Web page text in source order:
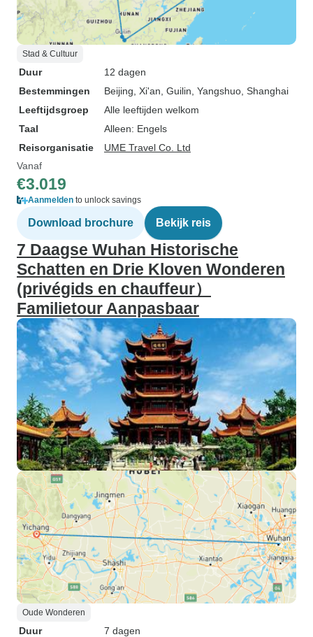
Stad & Cultuur
Duur
12 dagen
Bestemmingen
Beijing , Xi'an , Guilin , Yangshuo , Shanghai
Leeftijdsgroep
Alle leeftijden welkom
Taal
Alleen: Engels
Reisorganisatie
UME Travel Co. Ltd
Vanaf
€3.019
Aanmelden to unlock savings
Download brochure Bekijk reis
7 Daagse Wuhan Historische
Schatten en Drie Kloven Wonderen
(privégids en chauffeur）
Familietour Aanpasbaar
Oude Wonderen
Duur
7 dagen